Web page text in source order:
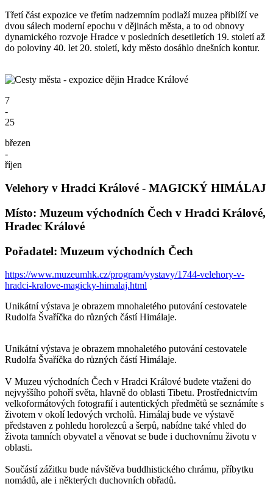
Třetí část expozice ve třetím nadzemním podlaží muzea přiblíží ve
dvou sálech moderní epochu v dějinách města, a to od obnovy
dynamického rozvoje Hradce v posledních desetiletích 19. století až
do poloviny 40. let 20. století, kdy město dosáhlo dnešních kontur.
7
-
25
březen
-
říjen
Velehory v Hradci Králové - MAGICKÝ HIMÁLAJ
Místo: Muzeum východních Čech v Hradci Králové,
Hradec Králové
Pořadatel: Muzeum východních Čech
https://www.muzeumhk.cz/program/vystavy/1744-velehory-v-
hradci-kralove-magicky-himalaj.html
Unikátní výstava je obrazem mnohaletého putování cestovatele
Rudolfa Švaříčka do různých částí Himálaje.
Unikátní výstava je obrazem mnohaletého putování cestovatele
Rudolfa Švaříčka do různých částí Himálaje.
V Muzeu východních Čech v Hradci Králové budete vtaženi do
nejvyššího pohoří světa, hlavně do oblasti Tibetu. Prostřednictvím
velkoformátových fotografií i autentických předmětů se seznámíte s
životem v okolí ledových vrcholů. Himálaj bude ve výstavě
představen z pohledu horolezců a šerpů, nabídne také vhled do
života tamních obyvatel a věnovat se bude i duchovnímu životu v
oblasti.
Součástí zážitku bude návštěva buddhistického chrámu, příbytku
nomádů, ale i některých duchovních obřadů.